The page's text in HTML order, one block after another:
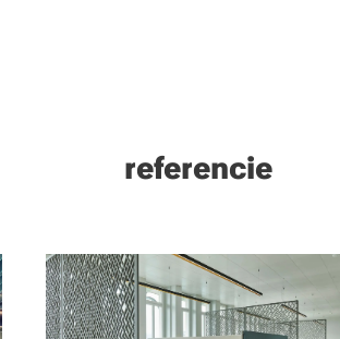
referencie